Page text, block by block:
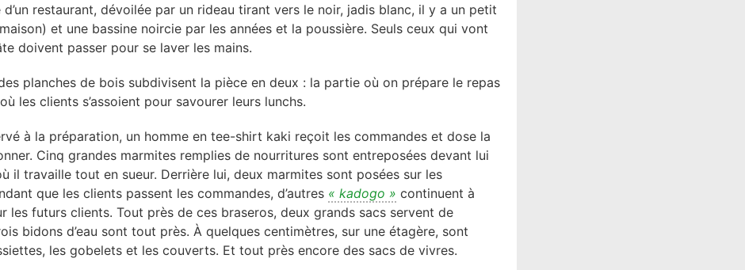
restaurant, dévoilée par un rideau tirant vers le noir, jadis blanc, il y a un petit
et une bassine noircie par les années et la poussière. Seuls ceux qui vont
doivent passer pour se laver les mains.
planches de bois subdivisent la pièce en deux : la partie où on prépare le repas
les clients s’assoient pour savourer leurs lunchs.
à la préparation, un homme en tee-shirt kaki reçoit les commandes et dose la
Cinq grandes marmites remplies de nourritures sont entreposées devant lui
il travaille tout en sueur. Derrière lui, deux marmites sont posées sur les
que les clients passent les commandes, d’autres « kadogo » continuent à
les futurs clients. Tout près de ces braseros, deux grands sacs servent de
bidons d’eau sont tout près. À quelques centimètres, sur une étagère, sont
les gobelets et les couverts. Et tout près encore des sacs de vivres.